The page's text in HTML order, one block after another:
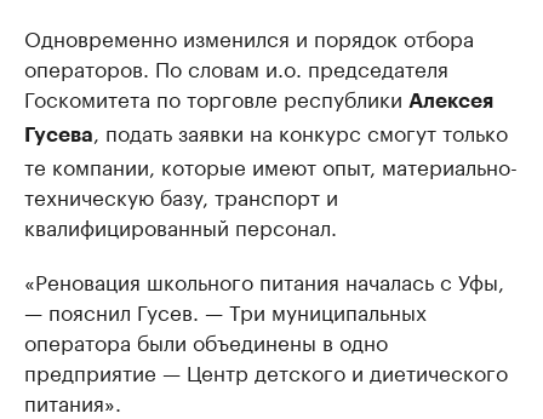
Одновременно изменился и порядок отбора
операторов. По словам и.о. председателя
Госкомитета по торговле республики Алексея
Гусева, подать заявки на конкурс смогут только
те компании, которые имеют опыт, материально-
техническую базу, транспорт и
квалифицированный персонал.
«Реновация школьного питания началась с Уфы,
— пояснил Гусев. — Три муниципальных
оператора были объединены в одно
предприятие — Центр детского и диетического
питания».